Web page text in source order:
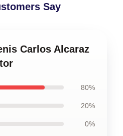
Say
Carlos Alcaraz
80%
20%
0%